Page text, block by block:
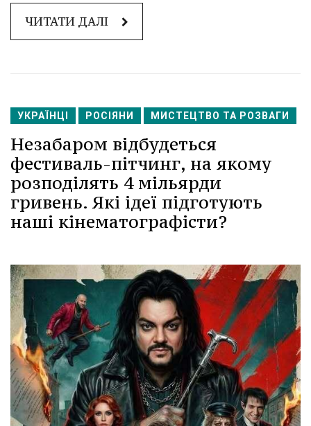
ЧИТАТИ ДАЛІ
УКРАЇНЦІ РОСІЯНИ МИСТЕЦТВО ТА РОЗВАГИ
Незабаром відбудеться
фестиваль-пітчинг, на якому
розподілять 4 мільярди
гривень. Які ідеї підготують
наші кінематографісти?